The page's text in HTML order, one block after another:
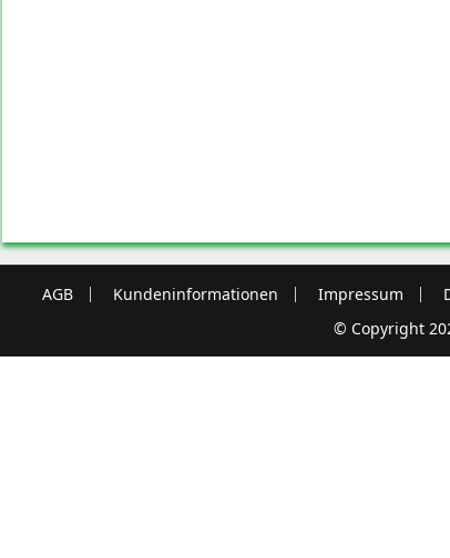
AGB Kundeninformationen Impressum
© Copyright